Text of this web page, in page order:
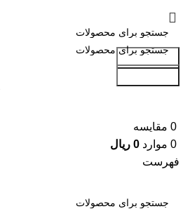
جست و جو
0 مقایسه
0 موارد 0 ریال
فهرست